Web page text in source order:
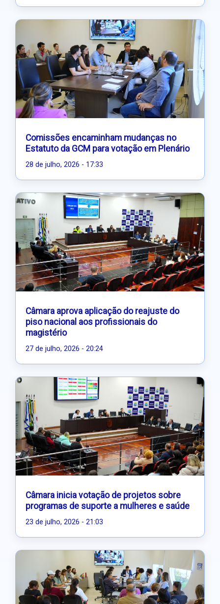
Comissões encaminham mudanças no
Estatuto da GCM para votação em Plenário
28 de julho, 2026 - 17:33
Câmara aprova aplicação do reajuste do
piso nacional aos profissionais do
magistério
27 de julho, 2026 - 20:24
Câmara inicia votação de projetos sobre
programas de suporte a mulheres e saúde
23 de julho, 2026 - 21:03